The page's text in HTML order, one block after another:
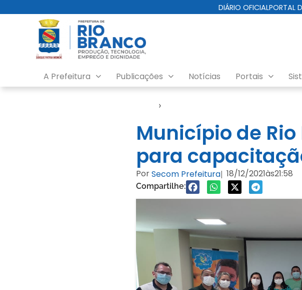
DIÁRIO OFICIALPORTAL
A Prefeitura Publicações Notícias Portais
›
Município de
para
PorSecom Prefeitura| 18/12/2021às21:58
Compartilhe: